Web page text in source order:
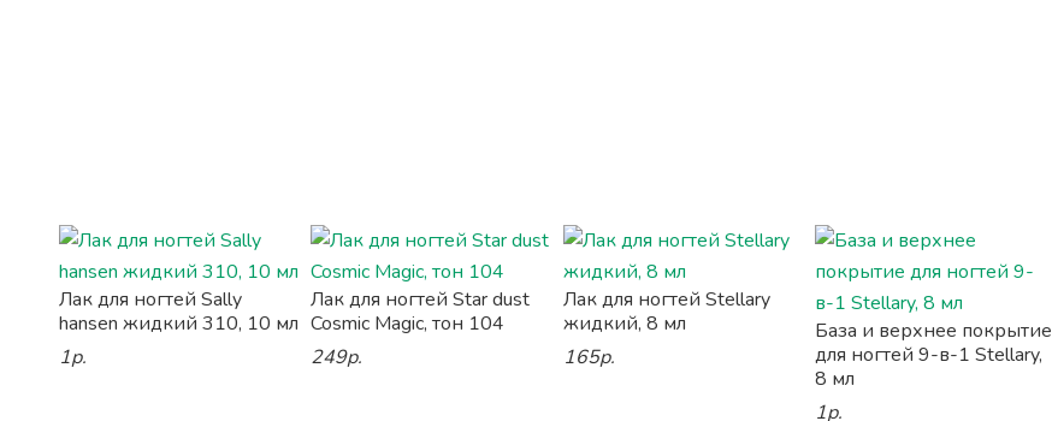
Лак для ногтей Sally
hansen жидкий 310, 10 мл
1р.
Лак для ногтей Star dust
Cosmic Magic, тон 104
249р.
Лак для ногтей Stellary
жидкий, 8 мл
165р.
База и верхнее покрытие
для ногтей 9-в-1 Stellary,
8 мл
1р.